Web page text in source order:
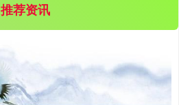
推荐资讯